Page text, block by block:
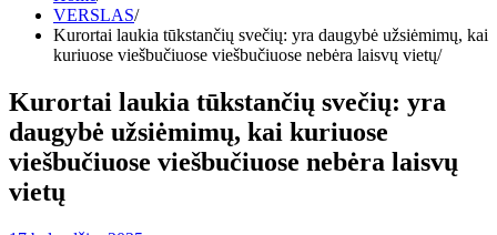
VERSLAS
Kurortai laukia tūkstančių svečių: yra daugybė užsiėmimų, kai
kuriuose viešbučiuose viešbučiuose nebėra laisvų vietų
Kurortai laukia tūkstančių svečių: yra
daugybė užsiėmimų, kai kuriuose
viešbučiuose viešbučiuose nebėra laisvų
vietų